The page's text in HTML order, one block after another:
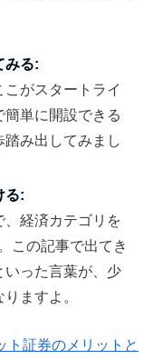
みる:
がスタートライ
単に開設できる
み出してみまし
る:
経済カテゴリを
この記事で出てき
いった言葉が、少
ますよ。
ト証券のメリットと